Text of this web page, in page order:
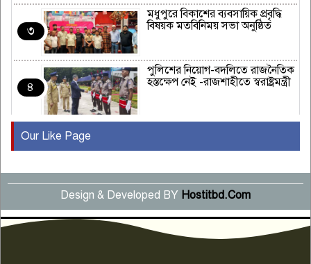
৩
মধুপুরে বিকাশের ব্যবসায়িক প্রবৃদ্ধি
বিষয়ক মতবিনিময় সভা অনুষ্ঠিত
৪
পুলিশের নিয়োগ-বদলিতে রাজনৈতিক
হস্তক্ষেপ নেই -রাজশাহীতে স্বরাষ্ট্রমন্ত্রী
৫
বছর পূর্তি উদযাপন
৬
সংবাদ সম্মেলনে অভিযোগ অস্বীকার
উদ্দেশ্য প্রণোদিত সংবাদ প্রকাশের
প্রতিবাদ নাজির হাসানের
Our Like Page
Design & Developed BY Hostitbd.Com